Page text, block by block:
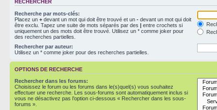
RECHERCHER
Recherche par mots-clés:
Placez un + devant un mot qui doit être trouvé et un - devant un mot qui doit
être exclu. Tapez une suite de mots séparés par des | entre crochets si
uniquement un des mots doit être trouvé. Utilisez un * comme joker pour
des recherches partielles.
Rechercher par auteur:
Utilisez un * comme joker pour des recherches partielles.
OPTIONS DE RECHERCHE
Rechercher dans les forums:
Choisissez le forum ou les forums dans le(s)quel(s) vous souhaitez
effectuer une recherche. Les sous-forums sont automatiquement inclus si
vous ne désactivez pas l’option ci-dessous « Rechercher dans les sous-
forums ».